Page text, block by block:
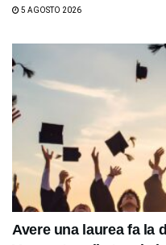
5 AGOSTO 2026
Avere una laurea fa la